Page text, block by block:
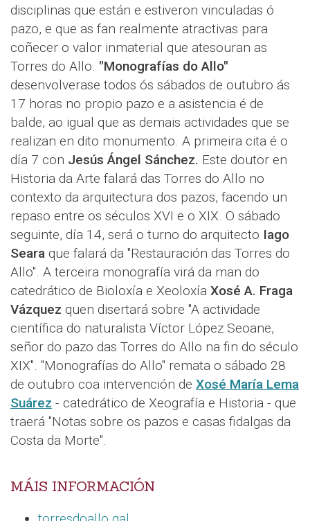
disciplinas que están e estiveron vinculadas ó
pazo, e que as fan realmente atractivas para
coñecer o valor inmaterial que atesouran as
Torres do Allo. "Monografías do Allo"
desenvolverase todos ós sábados de outubro ás
17 horas no propio pazo e a asistencia é de
balde, ao igual que as demais actividades que se
realizan en dito monumento. A primeira cita é o
día 7 con Jesús Ángel Sánchez. Este doutor en
Historia da Arte falará das Torres do Allo no
contexto da arquitectura dos pazos, facendo un
repaso entre os séculos XVI e o XIX. O sábado
seguinte, día 14, será o turno do arquitecto Iago
Seara que falará da "Restauración das Torres do
Allo". A terceira monografía virá da man do
catedrático de Bioloxía e Xeoloxía Xosé A. Fraga
Vázquez quen disertará sobre "A actividade
científica do naturalista Víctor López Seoane,
señor do pazo das Torres do Allo na fin do século
XIX". "Monografías do Allo" remata o sábado 28
de outubro coa intervención de Xosé María Lema
Suárez - catedrático de Xeografía e Historia - que
traerá "Notas sobre os pazos e casas fidalgas da
Costa da Morte".
MÁIS INFORMACIÓN